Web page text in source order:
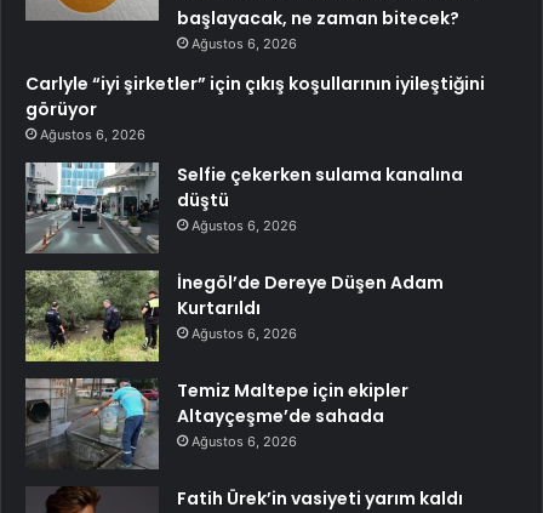
başlayacak, ne zaman bitecek?
Ağustos 6, 2026
Carlyle “iyi şirketler” için çıkış koşullarının iyileştiğini
görüyor
Ağustos 6, 2026
Selfie çekerken sulama kanalına
düştü
Ağustos 6, 2026
İnegöl’de Dereye Düşen Adam
Kurtarıldı
Ağustos 6, 2026
Temiz Maltepe için ekipler
Altayçeşme’de sahada
Ağustos 6, 2026
Fatih Ürek’in vasiyeti yarım kaldı